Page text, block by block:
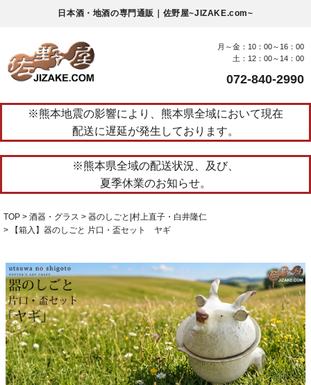
日本酒・地酒の専門通販｜佐野屋~JIZAKE.com~
月～金：10：00～16：00
土：12：00～14：00
072-840-2990
※熊本地震の影響により、熊本県全域において現在
配送に遅延が発生しております。
※熊本県全域の配送状況、及び、
夏季休業のお知らせ。
TOP 酒器・グラス
器のしごと|村上直子・白井隆仁
【箱入】器のしごと 片口・盃セット ヤギ